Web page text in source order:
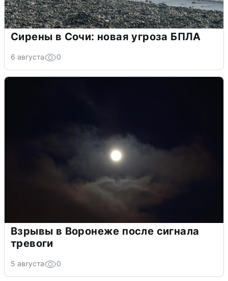
Сирены в Сочи: новая угроза БПЛА
6 августа 0
Взрывы в Воронеже после сигнала
тревоги
5 августа 0